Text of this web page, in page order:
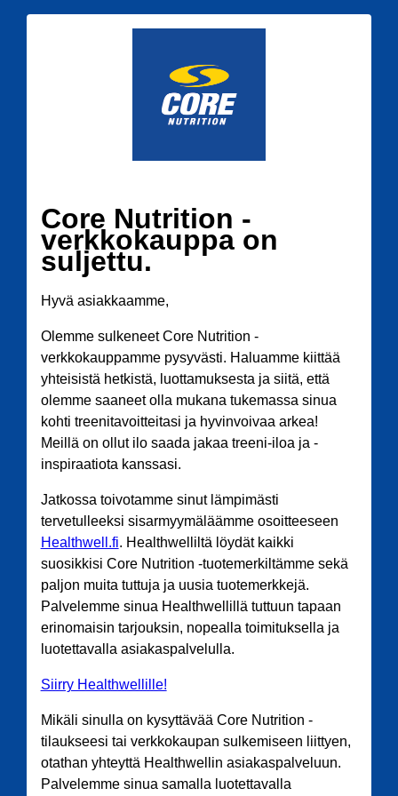
Core Nutrition -
verkkokauppa on
suljettu.
Hyvä asiakkaamme,
Olemme sulkeneet Core Nutrition -
verkkokauppamme pysyvästi. Haluamme kiittää
yhteisistä hetkistä, luottamuksesta ja siitä, että
olemme saaneet olla mukana tukemassa sinua
kohti treenitavoitteitasi ja hyvinvoivaa arkea!
Meillä on ollut ilo saada jakaa treeni-iloa ja -
inspiraatiota kanssasi.
Jatkossa toivotamme sinut lämpimästi
tervetulleeksi sisarmyymäläämme osoitteeseen
Healthwell.fi. Healthwelliltä löydät kaikki
suosikkisi Core Nutrition -tuotemerkiltämme sekä
paljon muita tuttuja ja uusia tuotemerkkejä.
Palvelemme sinua Healthwellillä tuttuun tapaan
erinomaisin tarjouksin, nopealla toimituksella ja
luotettavalla asiakaspalvelulla.
Siirry Healthwellille!
Mikäli sinulla on kysyttävää Core Nutrition -
tilaukseesi tai verkkokaupan sulkemiseen liittyen,
otathan yhteyttä Healthwellin asiakaspalveluun.
Palvelemme sinua samalla luotettavalla